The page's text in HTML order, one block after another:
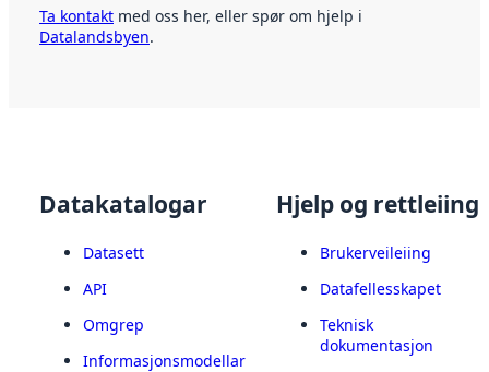
Ta kontakt med oss her, eller spør om hjelp i
Datalandsbyen.
Datakatalogar
Datasett
API
Omgrep
Informasjonsmodellar
Hjelp og rettleiing
Brukerveileiing
Datafellesskapet
Teknisk
dokumentasjon